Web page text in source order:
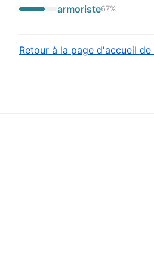
armoriste67%
Retour à la page d'accueil de